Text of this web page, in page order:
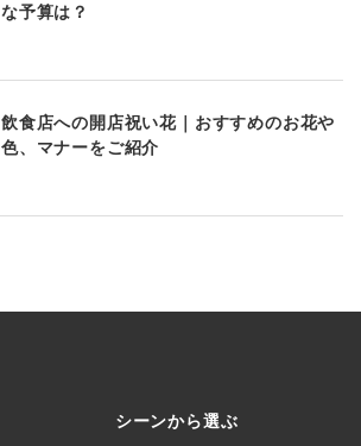
な予算は？
飲食店への開店祝い花｜おすすめのお花や
色、マナーをご紹介
シーンから選ぶ